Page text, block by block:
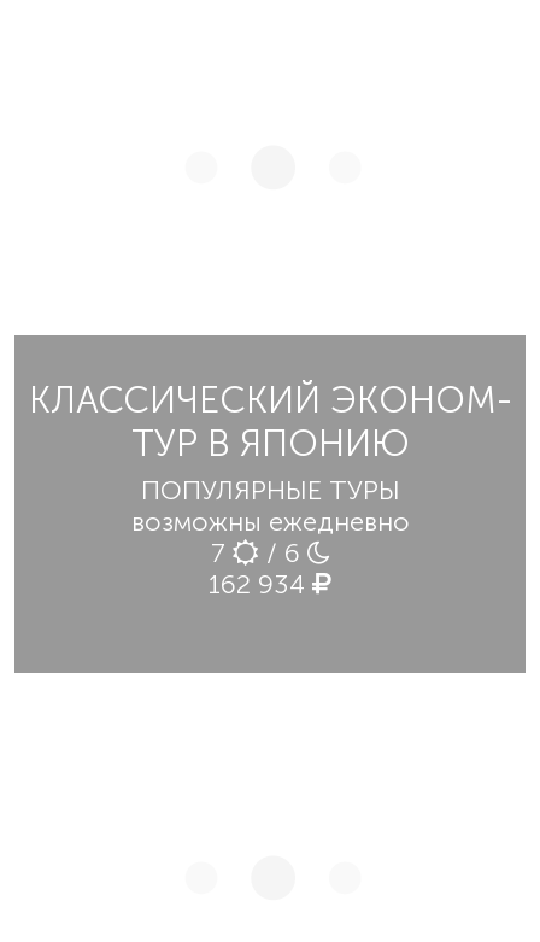
КЛАССИЧЕСКИЙ ЭКОНОМ-
ТУР В ЯПОНИЮ
ПОПУЛЯРНЫЕ ТУРЫ
возможны ежедневно
7
/ 6
162 934